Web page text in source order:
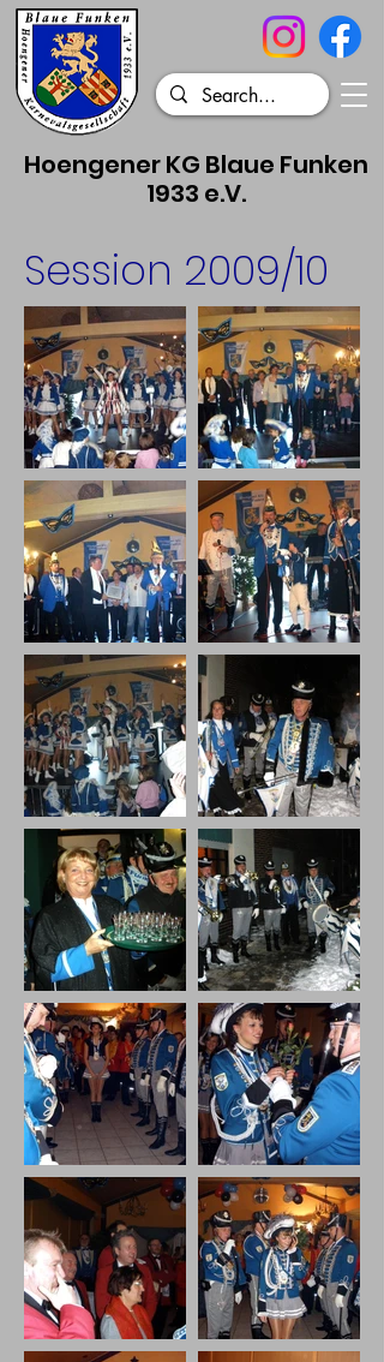
Hoengener KG Blaue Funken
1933 e.V.
Session 2009/10